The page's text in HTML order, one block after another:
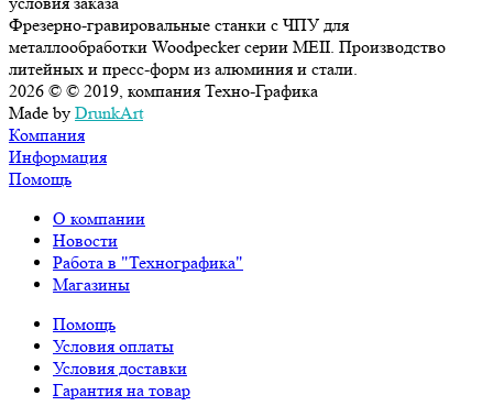
Фрезерно-гравировальные станки c ЧПУ для
металлообработки Woodpecker серии MEII. Производство
литейных и пресс-форм из алюминия и стали.
2026 © © 2019, компания Техно-Графика
Made by DrunkArt
Компания
Информация
Помощь
О компании
Новости
Работа в "Технографика"
Магазины
Помощь
Условия оплаты
Условия доставки
Гарантия на товар